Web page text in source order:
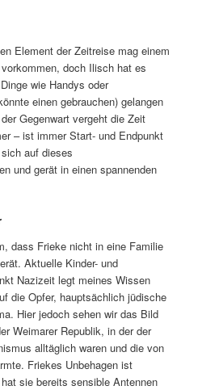
Element der Zeitreise mag einem
doch Ilisch hat es
wie Handys oder
einen gebrauchen) gelangen
Gegenwart vergeht die Zeit
– ist immer Start- und Endpunkt
auf dieses
und gerät in einen spannenden
dass Frieke nicht in eine Familie
Aktuelle Kinder- und
Nazizeit legt meines Wissen
die Opfer, hauptsächlich jüdische
Hier jedoch sehen wir das Bild
Weimarer Republik, in der der
alltäglich waren und die von
Friekes Unbehagen ist
sie bereits sensible Antennen